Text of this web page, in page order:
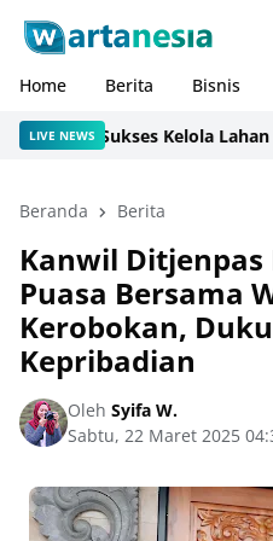
Home Berita Bisnis
LIVE NEWS
Sukses Kelola Lahan SAE,
Beranda Berita
Kanwil
Puasa Bersama
Kerobokan,
Kepribadian
Oleh Syifa W.
Sabtu, 22 Maret 2025